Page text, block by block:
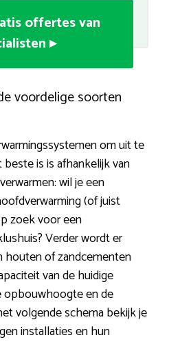
offertes van
▸
voordelige soorten
om uit te
is is afhankelijk van
wil je een
(of juist
zoek voor een
Verder wordt er
houten of zandcementen
van de huidige
opbouwhoogte en de
volgende schema bekijk je
installaties en hun